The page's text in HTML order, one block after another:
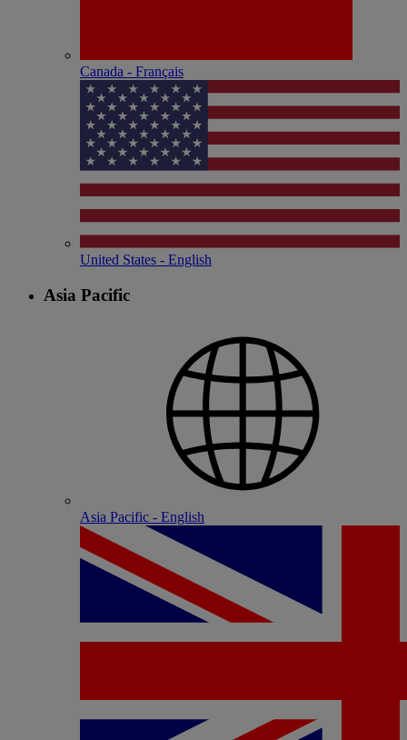
Canada - Français
United States - English
Asia Pacific
Asia Pacific - English